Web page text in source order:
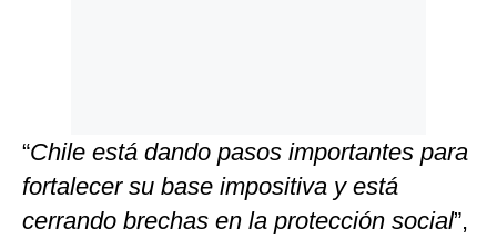
“Chile está dando pasos importantes para
fortalecer su base impositiva y está
cerrando brechas en la protección social”,